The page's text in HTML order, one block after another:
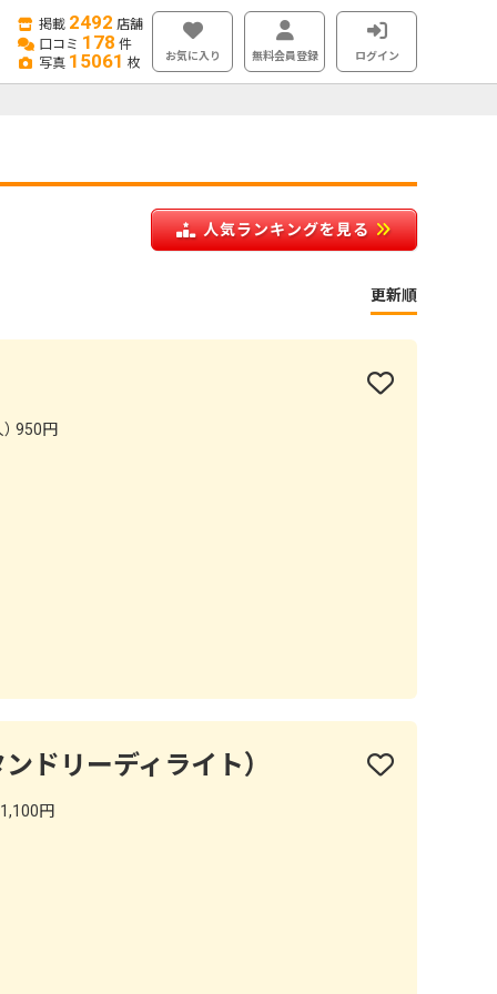
掲載 2492 店舗
口コミ 178 件
写真 15061 枚 お気に入り 無料会員登録 ログイン
人気ランキングを見る
更新順
950円
ドリーディライト）
円